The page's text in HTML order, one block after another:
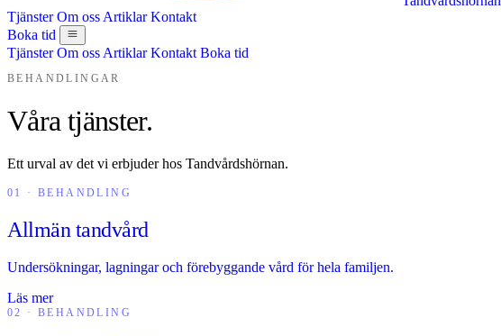
TjänsterOm oss ArtiklarKontakt
Boka tid
TjänsterOm oss ArtiklarKontakt Boka tid
BEHANDLINGAR
Våra tjänster.
Ett urval av det vi erbjuder hos Tandvårdshörnan.
01 · BEHANDLING
Allmän tandvård
Undersökningar, lagningar och förebyggande vård för hela familjen.
Läs mer
02 · BEHANDLING